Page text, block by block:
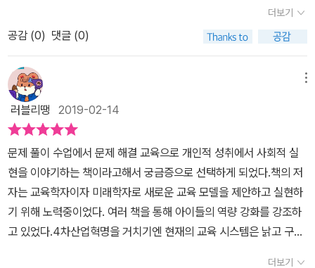
효과적인 사고력, 행동력, 인간관계, 국제사회적 인식, 사회참여의 실
벗어나 매우 강력한 기술사용을 기반으로 한다. 여기서 말하는 기술
은 현재의 디지털 기술을 이용해 현실 사회 개선 프로젝트에 참여할
수 있는 것을 말한다. 이를 기반으로 신뢰, 존중, 독립, 협동, 친절을
통해 아이들이 효과적으로 무언가를 실현하는 역량을 키워주는 방식
으로 전환한다.5. 교사의 변화 교사는 기존의 내용 전달자에서 역량
강화자가 된다. 교사의 일은 교과 지식의 숙달과 그 효과적 전달이 아
니다. 교육과정과 수업, 평가는 현실 사회 개선 프로젝트에 기반한다.
따라서 교사는 학생의 필요, 적성, 흥미, 관심사에 다른 프로젝트를 기
획 운영한다. 그 과정에서 학생을 끝까지 목표로 이끌고 관리, 피드백
하며, 학생이 프로젝트 과정에서 학습한 것을 확인한다. 또한 프로젝
접 만나보고 느껴보고 그 안에서 자신과 다른이들과 함께 사회참여프
로젝트를 해보며 삶의 방향과 목표를 키울수 있는 기회와 교육정책등
작은것부터 관심을 가져야 할 것 같다.
문제는 명확하며 심해지는 양극화 만큼이나 교육의 변화가 필요해 보
이는 것도 사실이다. 현장형 인재, 공부에 뜻이 없다면 창업이나 기술
인다. 실패하는 순간, 기회가 사라지거나 공부를 못한다고 해서 불필
요한 인재가 아니다. 누구나 사회적 기여를 할 수 있고, 공부 그 이상
의 가치가 무엇인지 고민하게 해야 한다.​아이들의 개인차이나 능력차
이는 있지만, 이런 간극을 좁히며 현재와 미래에 맞는 인재로 성장할
수 있도록, 우리 어른들이 변해야 한다. 치열한 경쟁이 낳은 비극으로
볼 수도 있고, 불필요한 공부에 시간낭비, 비용낭비를 하고 있는 현실
의 모습, 한 분야에 쏠림 현상이 아닌, 다양한 분야로 인재가 뻗어 갈
수 있도록, 다양한 주체들이 협의를 통해 대안책을 만들어야 하며, 국
내에 국한시켜 생각하지 말고, 세계화 시대에 걸맞는 새로운 움직임
통해 최상의 결과를 만들 수 있듯이, 교육에 대한 심도있는 분석과 논
다 디지털 세대의 아이들은 세상을 위해 큰 가지를 창출할 수 있는 엄
청난 잠재력을 지녔다 이런 힘을 더 나은 세상을 만드는 일에서 현실
화하고 그 과정을 통해 개인이 성장하는 것이야말로 미래교육의 모
습이어야 한다 새로운 목표, 새로운 수단, 새로운 교육과정, 새로운 교
수법, 새로운 기술 사용으로 궁극적으로 세상을 더 나은 곳으로 바꿀
수 있도록 아이들의 역량을 계발하는데 초점을 둔 미래의 교육을 만
나보자 문제 풀이 수업에서 문제 해결 교육으로, 개인적 성취에서 사
회적 실현으로 미래의 교육은 세상을 보다 살기 좋은 곳으로 바꾸고
그 과정에서 개인도 함께 발전하는 교육이어야 한다새 교육의 핵심
목표는 어릴때부터 세상을 더 나은 곳으로 바꾸는 일에 참여할 수 있
도록 아이들의 역을 강화하는 것이다 교육을 통해 더 나은 세상을 만
드는 더 좋은 방법 이 세상의 구성1장은 우리 교육에 근본적인 변화
가 필요한 이유를 살핀다 현행교육제도가 미래에에 적합하지 않을 뿐
더보기
공감 (0) 댓글 (0)
러블리땡 2019-02-14
문제 풀이 수업에서 문제 해결 교육으로 개인적 성취에서 사회적 실
현을 이야기하는 책이라고해서 궁금증으로 선택하게 되었다.책의 저
자는 교육학자이자 미래학자로 새로운 교육 모델을 제안하고 실현하
기 위해 노력중이었다. 여러 책을 통해 아이들의 역량 강화를 강조하
고 있었다.4차산업혁명을 거치기엔 현재의 교육 시스템은 낡고 구시
더보기